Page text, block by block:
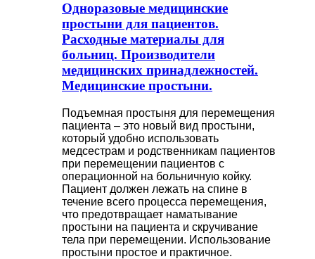
Одноразовые медицинские
простыни для пациентов.
Расходные материалы для
больниц. Производители
медицинских принадлежностей.
Медицинские простыни.
Подъемная простыня для перемещения
пациента – это новый вид простыни,
который удобно использовать
медсестрам и родственникам пациентов
при перемещении пациентов с
операционной на больничную койку.
Пациент должен лежать на спине в
течение всего процесса перемещения,
что предотвращает наматывание
простыни на пациента и скручивание
тела при перемещении. Использование
простыни простое и практичное.